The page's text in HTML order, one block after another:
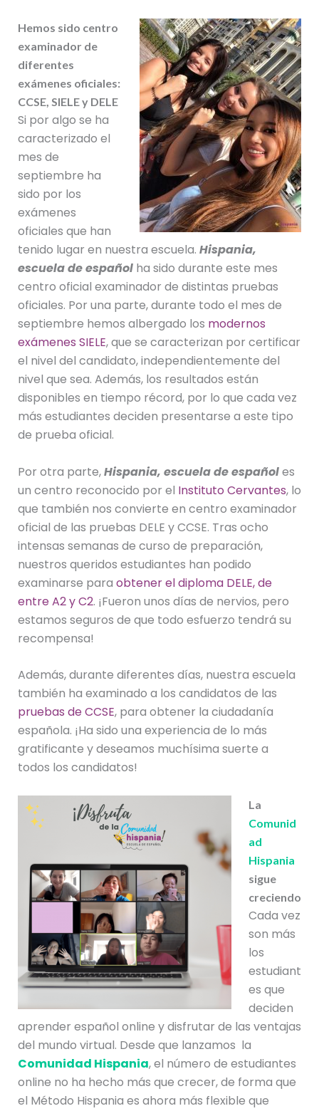
Hemos sido centro
examinador de
diferentes
exámenes oficiales:
CCSE, SIELE y DELE
Si por algo se ha
caracterizado el
mes de
septiembre ha
sido por los
exámenes
oficiales que han
tenido lugar en nuestra escuela. Hispania,
escuela de español ha sido durante este mes
centro oficial examinador de distintas pruebas
oficiales. Por una parte, durante todo el mes de
septiembre hemos albergado los modernos
exámenes SIELE, que se caracterizan por certificar
el nivel del candidato, independientemente del
nivel que sea. Además, los resultados están
disponibles en tiempo récord, por lo que cada vez
más estudiantes deciden presentarse a este tipo
de prueba oficial.
Por otra parte,Hispania, escuela de españoles
un centro reconocido por el Instituto Cervantes, lo
que también nos convierte en centro examinador
oficial de las pruebas DELE y CCSE. Tras ocho
intensas semanas de curso de preparación,
nuestros queridos estudiantes han podido
examinarse para obtener el diploma DELE, de
entre A2 y C2. ¡Fueron unos días de nervios, pero
estamos seguros de que todo esfuerzo tendrá su
recompensa!
Además, durante diferentes días, nuestra escuela
también ha examinado a los candidatos de las
pruebas de CCSE, para obtener la ciudadanía
española. ¡Ha sido una experiencia de lo más
gratificante y deseamos muchísima suerte a
todos los candidatos!
La
Comunid
ad
Hispania
sigue
creciendo
Cada vez
son más
los
estudiant
es que
deciden
aprender español online y disfrutar de las ventajas
del mundo virtual. Desde que lanzamos la
Comunidad Hispania, el número de estudiantes
online no ha hecho más que crecer, de forma que
el Método Hispania es ahora más flexible que